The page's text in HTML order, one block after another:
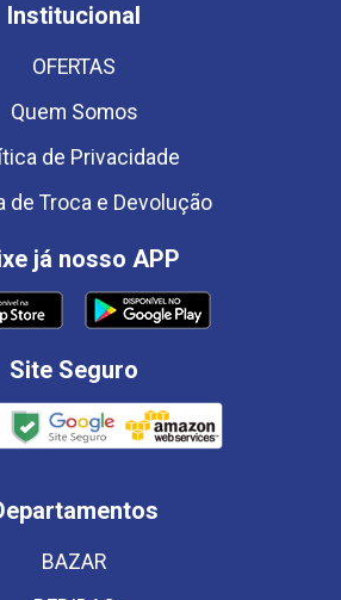
Institucional
OFERTAS
Quem Somos
de Privacidade
de Troca e Devolução
já nosso APP
Site Seguro
BAZAR